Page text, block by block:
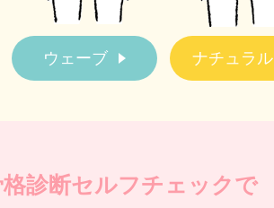
ウェーブ ナチュラル
格診断セルフチェックで